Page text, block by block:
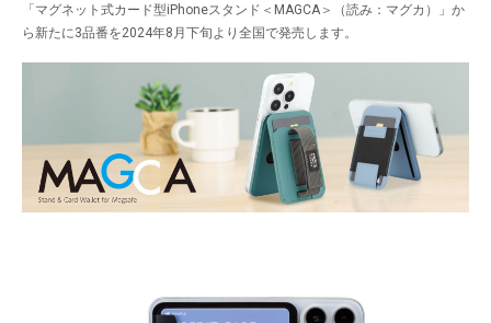
「マグネット式カード型iPhoneスタンド＜MAGCA＞（読み：マグカ）」か
ら新たに3品番を2024年8月下旬より全国で発売します。